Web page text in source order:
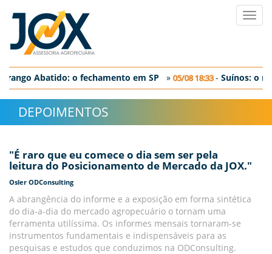
Frango Abatido: o fechamento em SP » 05/08 18:33- Suí­nos: o
Ovos: discreta correção nos preços negociados no dia de hoje
DEPOIMENTOS
"É raro que eu comece o dia sem ser pela
leitura do Posicionamento de Mercado da JOX."
Osler ODConsulting
A abrangência do informe e a exposição em forma sintética
do dia-a-dia do mercado agropecuário o tornam uma
ferramenta utilíssima. Os informes mensais tornaram-se
instrumentos fundamentais e indispensáveis para as
pesquisas e estudos que conduzimos na ODConsulting.